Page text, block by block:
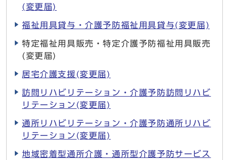
(変更届)
福祉用具貸与・介護予防福祉用具貸与(変更届)
特定福祉用具販売・特定介護予防福祉用具販売
(変更届)
居宅介護支援(変更届)
訪問リハビリテーション・介護予防訪問リハビ
リテーション(変更届)
通所リハビリテーション・介護予防通所リハビ
リテーション(変更届)
地域密着型通所介護・通所型介護予防サービス